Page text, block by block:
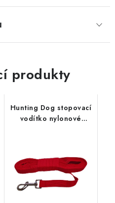
produkty
Hunting Dog stopovací
vodítko nylonové